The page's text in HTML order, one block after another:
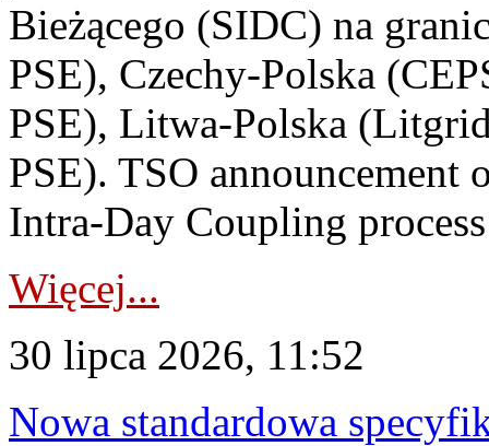
Bieżącego (SIDC) na
PSE), Czechy-Polska
PSE), Litwa-Polska
PSE). TSO announcement
Intra-Day Coupling
Więcej...
30 lipca 2026, 11:52
Nowa standardowa